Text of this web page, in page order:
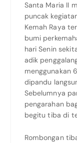
Santa Maria II
puncak
Kemah Raya
bumi
hari Senin
adik
menggunakan
dipandu
Sebelumnya
pengarahan
begitu tiba di
Rombongan